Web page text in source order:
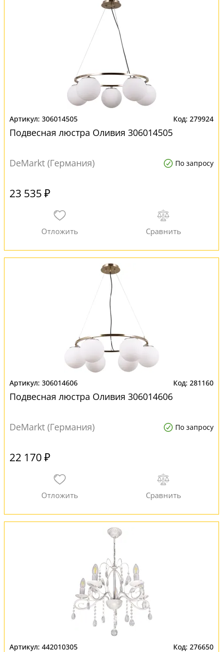
306014505 279924
Подвесная люстра Оливия 306014505
DeMarkt (Германия) По запросу
23 535 ₽
306014606 281160
Подвесная люстра Оливия 306014606
DeMarkt (Германия) По запросу
22 170 ₽
442010305 276650